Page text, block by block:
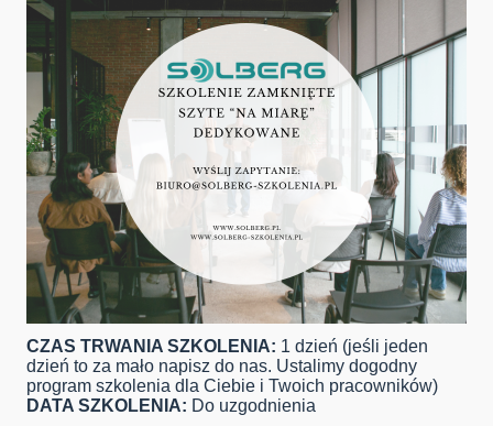
CZAS TRWANIA SZKOLENIA: 1 dzień (jeśli jeden
dzień to za mało napisz do nas. Ustalimy dogodny
program szkolenia dla Ciebie i Twoich pracowników)
DATA SZKOLENIA: Do uzgodnienia